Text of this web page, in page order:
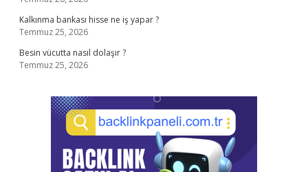
Kalkınma bankası hisse ne iş yapar ?
Temmuz 25, 2026
Besin vücutta nasıl dolaşır ?
Temmuz 25, 2026